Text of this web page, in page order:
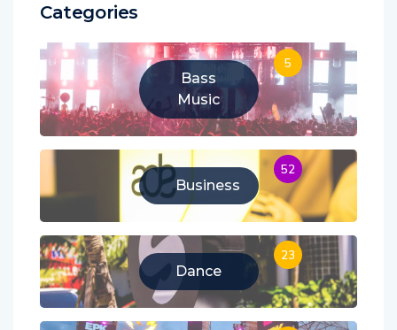
Categories
Bass
Music
5
Business
52
Dance
23